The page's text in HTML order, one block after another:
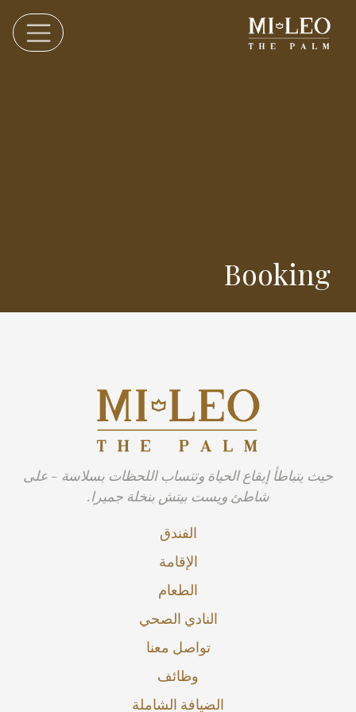
Booking
حيث يتباطأ إيقاع الحياة وتنساب اللحظات بسلاسة - على
شاطئ ويست بيتش بنخلة جميرا.
الفندق
الإقامة
الطعام
النادي الصحي
تواصل معنا
وظائف
الضيافة الشاملة